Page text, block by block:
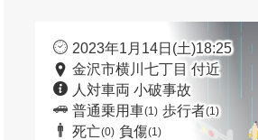
2023年1月14日(土)18:25
金沢市横川七丁目 付近
人対車両 小破事故
普通乗用車(1) 歩行者(1)
死亡(0) 負傷(1)